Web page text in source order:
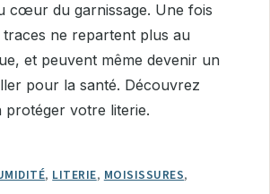
cœur du garnissage. Une fois
traces ne repartent plus au
et peuvent même devenir un
pour la santé. Découvrez
protéger votre literie.
, LITERIE, MOISISSURES,